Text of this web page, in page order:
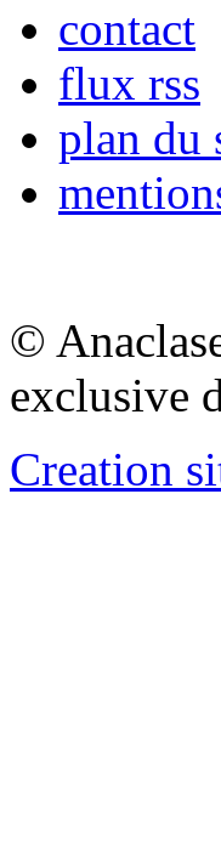
contact
flux rss
plan du
©
exclusive
Creation